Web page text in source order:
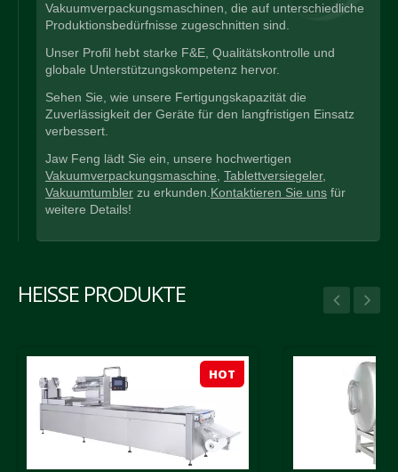
Vakuumverpackungsmaschinen, die auf unterschiedliche
Produktionsbedürfnisse zugeschnitten sind.
Unser Profil hebt starke F&E, Qualitätskontrolle und
globale Unterstützungskompetenz hervor.
Sehen Sie, wie unsere Fertigungskapazität die
Zuverlässigkeit der Geräte für den langfristigen Einsatz
verbessert.
Jaw Feng lädt Sie ein, unsere hochwertigen
Vakuumverpackungsmaschine Tablettversiegeler,
Vakuumtumbler zu erkunden. Kontaktieren Sie uns für
weitere Details!
HEISSE PRODUKTE
HOT